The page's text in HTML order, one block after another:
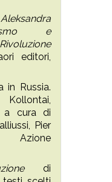
Aleksandra
e
editori,
in Russia.
a cura di
Pier
Azione
di